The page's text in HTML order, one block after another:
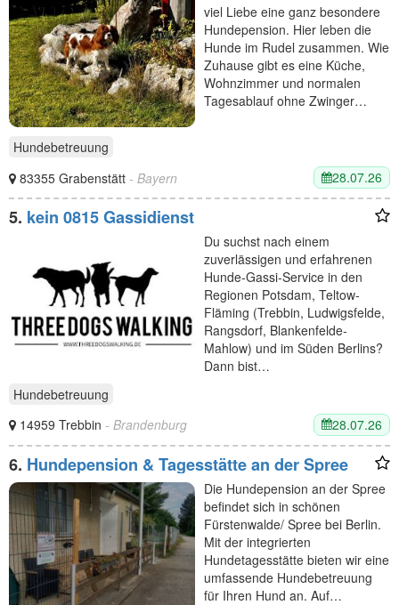
viel Liebe eine ganz besondere
Hundepension. Hier leben die
Hunde im Rudel zusammen. Wie
Zuhause gibt es eine Küche,
Wohnzimmer und normalen
Tagesablauf ohne Zwinger…
Hundebetreuung
83355 Grabenstätt - Bayern 28.07.26
5. kein 0815 Gassidienst
Du suchst nach einem
zuverlässigen und erfahrenen
Hunde-Gassi-Service in den
Regionen Potsdam, Teltow-
Fläming (Trebbin, Ludwigsfelde,
Rangsdorf, Blankenfelde-
Mahlow) und im Süden Berlins?
Dann bist…
Hundebetreuung
14959 Trebbin - Brandenburg 28.07.26
6. Hundepension & Tagesstätte an der Spree
Die Hundepension an der Spree
befindet sich in schönen
Fürstenwalde/ Spree bei Berlin.
Mit der integrierten
Hundetagesstätte bieten wir eine
umfassende Hundebetreuung
für Ihren Hund an. Auf…